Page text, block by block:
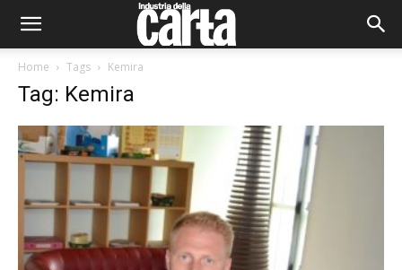
Home Tags Kemira
Tag: Kemira